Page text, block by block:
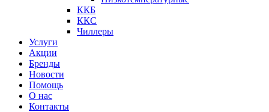
ККБ
ККС
Чиллеры
Услуги
Акции
Бренды
Новости
Помощь
О нас
Контакты